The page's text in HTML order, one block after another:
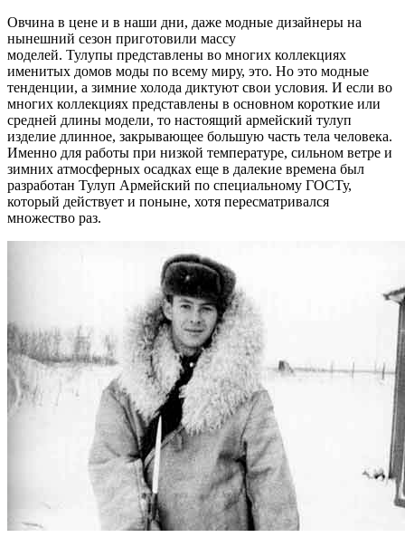
Овчина в цене и в наши дни, даже модные дизайнеры на
нынешний сезон приготовили массу
моделей. Тулупы представлены во многих коллекциях
именитых домов моды по всему миру, это. Но это модные
тенденции, а зимние холода диктуют свои условия. И если во
многих коллекциях представлены в основном короткие или
средней длины модели, то настоящий армейский тулуп
изделие длинное, закрывающее большую часть тела человека.
Именно для работы при низкой температуре, сильном ветре и
зимних атмосферных осадках еще в далекие времена был
разработан Тулуп Армейский по специальному ГОСТу,
который действует и поныне, хотя пересматривался
множество раз.